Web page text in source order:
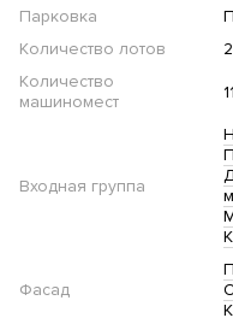
Парковка
Количество лотов
Количество
машиномест
Входная группа
Фасад